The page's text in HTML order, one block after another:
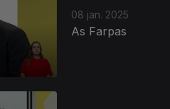
08 jan. 2025
As Farpas